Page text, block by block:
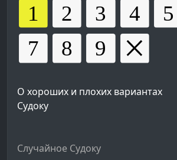
О хороших и плохих вариантах
Судоку
Случайное Судоку